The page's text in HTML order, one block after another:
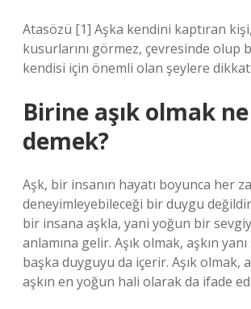
Atasözü [1] Aşka kendini kaptıran
kusurlarını görmez, çevresinde olup
kendisi için önemli olan şeylere
Birine aşık olmak ne
demek?
Aşk, bir insanın hayatı boyunca her
deneyimleyebileceği bir duygu
bir insana aşkla, yani yoğun bir
anlamına gelir. Aşık olmak, aşkın
başka duyguyu da içerir. Aşık olmak,
aşkın en yoğun hali olarak da ifade